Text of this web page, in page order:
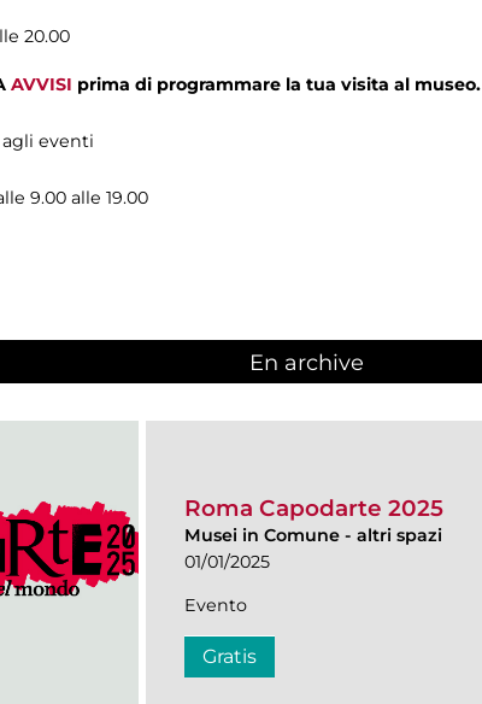
20.00
AVVISI prima di programmare la tua visita al museo.
eventi
9.00 alle 19.00
En archive
Roma Capodarte 2025
Musei in Comune - altri spazi
01/01/2025
Evento
Gratis